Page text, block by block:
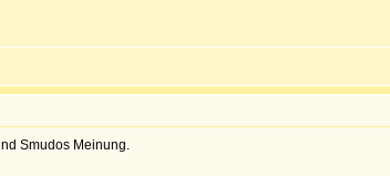
Smudos Meinung.